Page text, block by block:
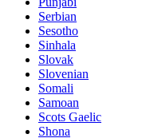
Serbian
Sesotho
Sinhala
Slovak
Slovenian
Somali
Samoan
Scots Gaelic
Shona